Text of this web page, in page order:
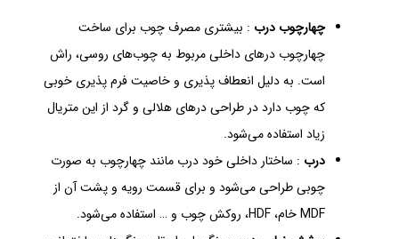
چهارچوب درب : بیشتری مصرف چوب برای ساخت
چهارچوب درهای داخلی مربوط به چوب‌های روسی، راش
است. به دلیل انعطاف پذیری و خاصیت فرم پذیری خوبی
که چوب دارد در طراحی درهای هلالی و گرد از این متریال
زیاد استفاده می‌شود.
درب : ساختار داخلی خود درب مانند چهارچوب به صورت
چوبی طراحی می‌شود و برای قسمت رویه و پشت آن از
MDF خام، HDF، روکش چوب و … استفاده می‌شود.